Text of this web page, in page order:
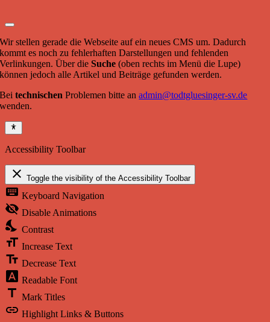
Wir stellen gerade die Webseite auf ein neues CMS um. Dadurch
kommt es noch zu fehlerhaften Darstellungen und fehlenden
Verlinkungen. Über dieSuche (oben rechts im Menü die Lupe)
können jedoch alle Artikel und Beiträge gefunden werden.
Beitechnischen Problemen bitte anadmin@todtgluesinger-sv.de
wenden.
Accessibility Toolbar
close Toggle the visibility of the Accessibility Toolbar
keyboard Keyboard Navigation
visibility_off Disable Animations
nights_stay Contrast
format_size Increase Text
text_fields Decrease Text
font_download Readable Font
title Mark Titles
link Highlight Links & Buttons